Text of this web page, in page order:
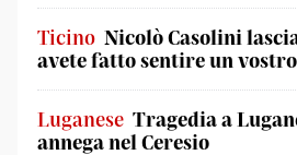
Ticino Nicolò Casolini
avete fatto sentire un
Luganese Tragedia a
annega nel Ceresio